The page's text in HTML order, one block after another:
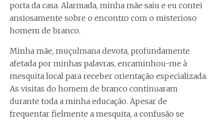
porta da casa. Alarmada, minha mãe saiu e eu contei
ansiosamente sobre o encontro com o misterioso
homem de branco.
Minha mãe, muçulmana devota, profundamente
afetada por minhas palavras, encaminhou-me à
mesquita local para receber orientação especializada.
As visitas do homem de branco continuaram
durante toda a minha educação. Apesar de
frequentar fielmente a mesquita, a confusão se